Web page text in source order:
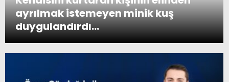
ayrılmak istemeyen minik kuş
duygulandırdı…